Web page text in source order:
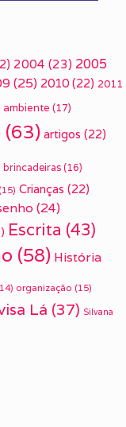
2004 (23) 2005
(25) 2010 (22) 2011
ambiente (17)
(63) artigos (22)
brincadeiras (16)
Crianças (22)
(24)
Escrita (43)
(58) História
organização (15)
Lá (37) Silvana